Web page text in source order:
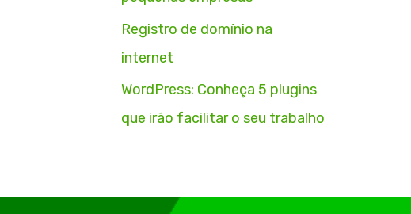
Registro de domínio na
internet
WordPress: Conheça 5 plugins
que irão facilitar o seu trabalho